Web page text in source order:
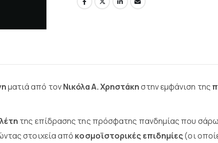
ματιά από τονΝικόλα Α. Χρηστάκηστην εμφάνιση της
της επίδρασης της πρόσφατης πανδημίας που
στοιχεία από κοσμοϊ­στορικές επιδημίες(οι